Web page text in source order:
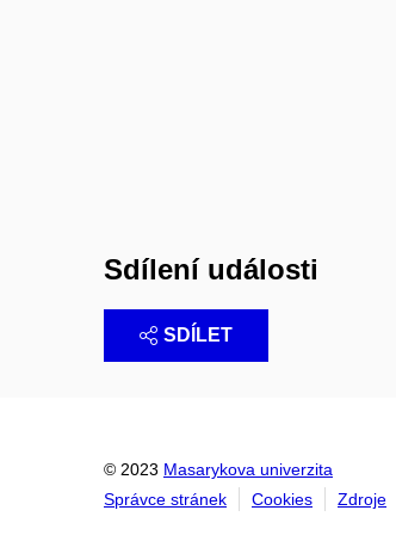
Sdílení události
SDÍLET
© 2023 Masarykova univerzita
Správce stránek
Cookies Zdroje